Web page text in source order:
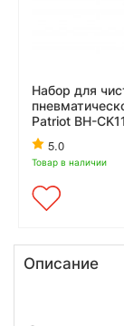
Набор для
Patriot BH-
5.0
Товар в наличии
Описание